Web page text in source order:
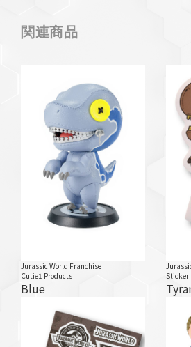
関連商品
Jurassic World Franchise
Cutie1 Products
Blue
Sticker